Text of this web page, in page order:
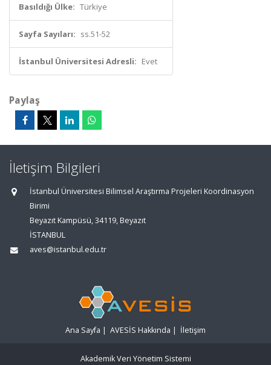
Basıldığı Ülke: Türkiye
Sayfa Sayıları: ss.51-52
İstanbul Üniversitesi Adresli: Evet
Paylaş
İletişim Bilgileri
İstanbul Üniversitesi Bilimsel Araştırma Projeleri Koordinasyon
Birimi
Beyazıt Kampüsü, 34119, Beyazıt
İSTANBUL
aves@istanbul.edu.tr
Ana Sayfa | AVESİS Hakkında | İletişim
Akademik Veri Yönetim Sistemi